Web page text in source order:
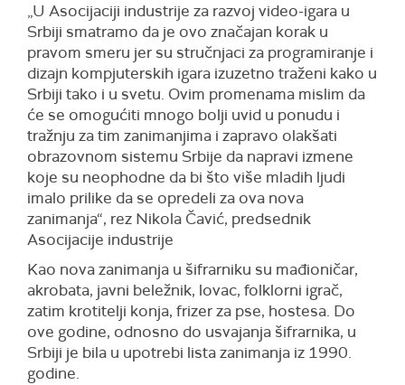
„U Asocijaciji industrije za razvoj video-igara u
Srbiji smatramo da je ovo značajan korak u
pravom smeru jer su stručnjaci za programiranje i
dizajn kompjuterskih igara izuzetno traženi kako u
Srbiji tako i u svetu. Ovim promenama mislim da
će se omogućiti mnogo bolji uvid u ponudu i
tražnju za tim zanimanjima i zapravo olakšati
obrazovnom sistemu Srbije da napravi izmene
koje su neophodne da bi što više mladih ljudi
imalo prilike da se opredeli za ova nova
zanimanja“, rez Nikola Čavić, predsednik
Asocijacije industrije
Kao nova zanimanja u šifrarniku su mađioničar,
akrobata, javni beležnik, lovac, folklorni igrač,
zatim krotitelji konja, frizer za pse, hostesa. Do
ove godine, odnosno do usvajanja šifrarnika, u
Srbiji je bila u upotrebi lista zanimanja iz 1990.
godine.